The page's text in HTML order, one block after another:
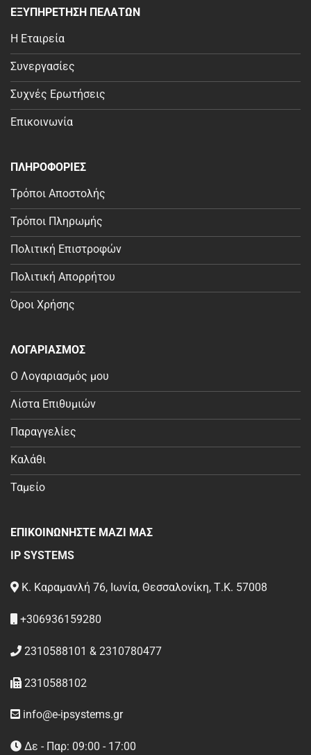
ΕΞΥΠΗΡΕΤΗΣΗ ΠΕΛΑΤΩΝ
Η Εταιρεία
Συνεργασίες
Συχνές Ερωτήσεις
Επικοινωνία
ΠΛΗΡΟΦΟΡΙΕΣ
Τρόποι Αποστολής
Τρόποι Πληρωμής
Πολιτική Επιστροφών
Πολιτική Απορρήτου
Όροι Χρήσης
ΛΟΓΑΡΙΑΣΜΟΣ
Ο Λογαριασμός μου
Λίστα Επιθυμιών
Παραγγελίες
Καλάθι
Ταμείο
ΕΠΙΚΟΙΝΩΝΗΣΤΕ ΜΑΖΙ ΜΑΣ
IP SYSTEMS
Κ. Καραμανλή 76, Ιωνία, Θεσσαλονίκη, Τ.Κ. 57008
+306936159280
2310588101 & 2310780477
2310588102
info@e-ipsystems.gr
Δε - Παρ: 09:00 - 17:00